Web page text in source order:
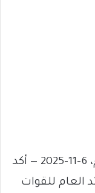
متابعات – السودان الآن – الخرطوم، 6-11-2025 — أكد
العام للقوات